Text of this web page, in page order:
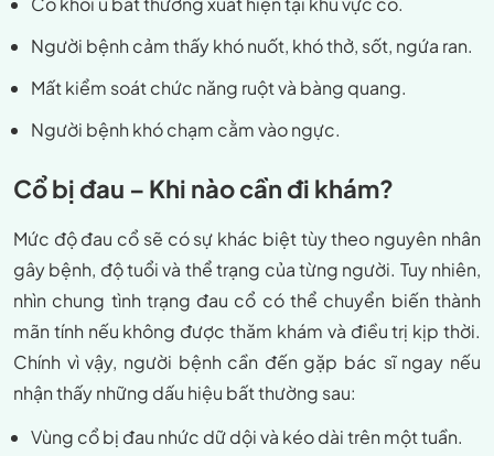
Người bệnh cảm thấy khó nuốt, khó thở, sốt, ngứa ran.
Mất kiểm soát chức năng ruột và bàng quang.
Người bệnh khó chạm cằm vào ngực.
Cổ bị đau – Khi nào cần đi khám?
Mức độ đau cổ sẽ có sự khác biệt tùy theo nguyên nhân
gây bệnh, độ tuổi và thể trạng của từng người. Tuy nhiên,
nhìn chung tình trạng đau cổ có thể chuyển biến thành
mãn tính nếu không được thăm khám và điều trị kịp thời.
Chính vì vậy, người bệnh cần đến gặp bác sĩ ngay nếu
nhận thấy những dấu hiệu bất thường sau:
Vùng cổ bị đau nhức dữ dội và kéo dài trên một tuần.